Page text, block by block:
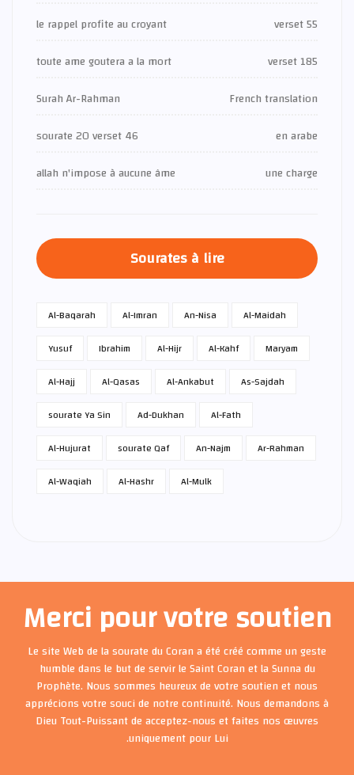
le rappel profite au croyant
verset 55
toute ame goutera a la mort
verset 185
Surah Ar-Rahman
French translation
sourate 20 verset 46
en arabe
allah n'impose à aucune âme
une charge
Sourates à lire
Al-Baqarah Al-Imran An-Nisa
Al-Maidah
Yusuf
Ibrahim Al-Hijr Al-Kahf
Maryam
Al-Hajj
Al-Qasas Al-Ankabut
As-Sajdah
sourate Ya Sin
Ad-Dukhan
Al-Fath
Al-Hujurat
sourate Qaf An-Najm
Ar-Rahman
Al-Waqiah
Al-Hashr Al-Mulk
Merci pour votre soutien
Le site Web de la sourate du Coran a été créé comme un geste
humble dans le but de servir le Saint Coran et la Sunna du
Prophète. Nous sommes heureux de votre soutien et nous
apprécions votre souci de notre continuité. Nous demandons à
Dieu Tout-Puissant de acceptez-nous et faites nos œuvres
uniquement pour Lui.